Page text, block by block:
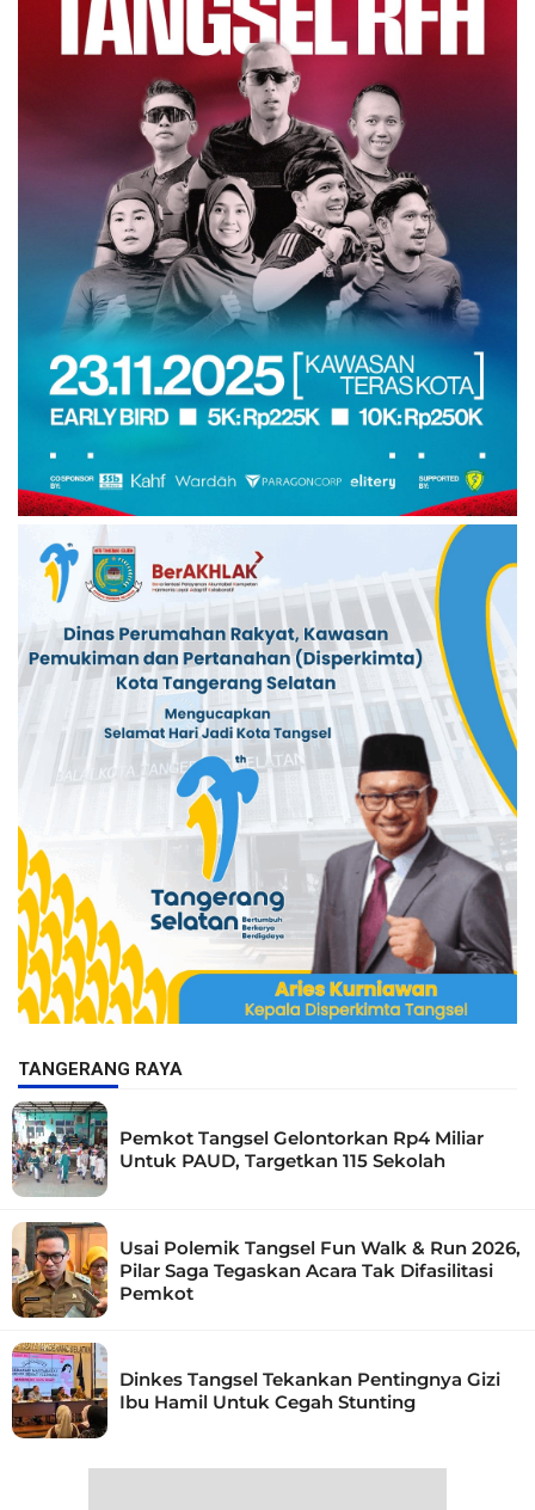
TANGERANG RAYA
Pemkot Tangsel Gelontorkan Rp4 Miliar
Untuk PAUD, Targetkan 115 Sekolah
Usai Polemik Tangsel Fun Walk & Run 2026,
Pilar Saga Tegaskan Acara Tak Difasilitasi
Pemkot
Dinkes Tangsel Tekankan Pentingnya Gizi
Ibu Hamil Untuk Cegah Stunting